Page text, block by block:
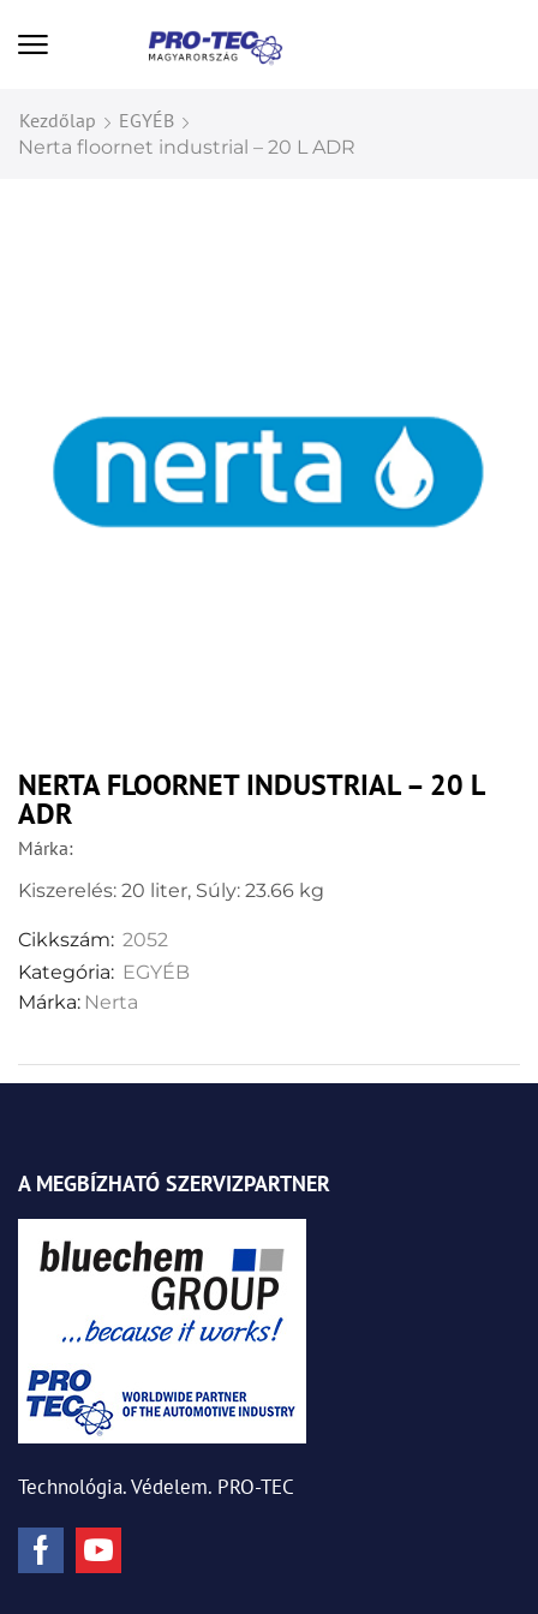
Kezdőlap EGYÉB
Nerta floornet industrial – 20 L ADR
NERTA FLOORNET INDUSTRIAL – 20 L
ADR
Márka:
Kiszerelés: 20 liter, Súly: 23.66 kg
Cikkszám: 2052
Kategória: EGYÉB
Márka: Nerta
A MEGBÍZHATÓ SZERVIZPARTNER
Technológia. Védelem. PRO-TEC